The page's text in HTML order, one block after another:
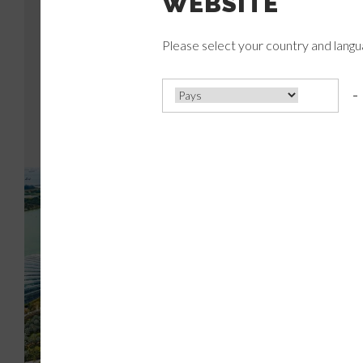
Please select your country and